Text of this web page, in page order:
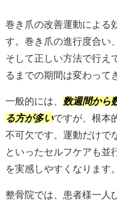
巻き爪の改善運動による
す。巻き爪の進行度合い
そして正しい方法で行え
るまでの期間は変わって
一般的には、 数週間から
る方が多いですが、根本
不可欠です。運動だけで
といったセルフケアも並
を実感しやすくなります。
整骨院では、患者様一人